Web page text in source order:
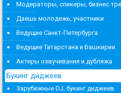
Модераторы, спикеры, бизнес
Даешь молодежь, участники
Ведущие Санкт-Петербурга
Ведущие Татарстана и Башкирии
Актеры озвучивания и дубляжа
Букинг диджеев
Зарубежные DJ, букинг диджеев